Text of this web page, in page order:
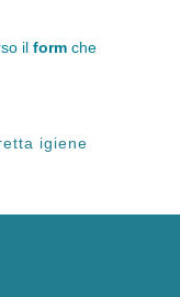
il form che
igiene